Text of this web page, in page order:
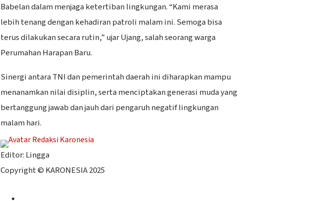
Babelan dalam menjaga ketertiban lingkungan. “Kami merasa
lebih tenang dengan kehadiran patroli malam ini. Semoga bisa
terus dilakukan secara rutin,” ujar Ujang, salah seorang warga
Perumahan Harapan Baru.
Sinergi antara TNI dan pemerintah daerah ini diharapkan mampu
menanamkan nilai disiplin, serta menciptakan generasi muda yang
bertanggung jawab dan jauh dari pengaruh negatif lingkungan
malam hari.
Editor: Lingga
Copyright © KARONESIA 2025